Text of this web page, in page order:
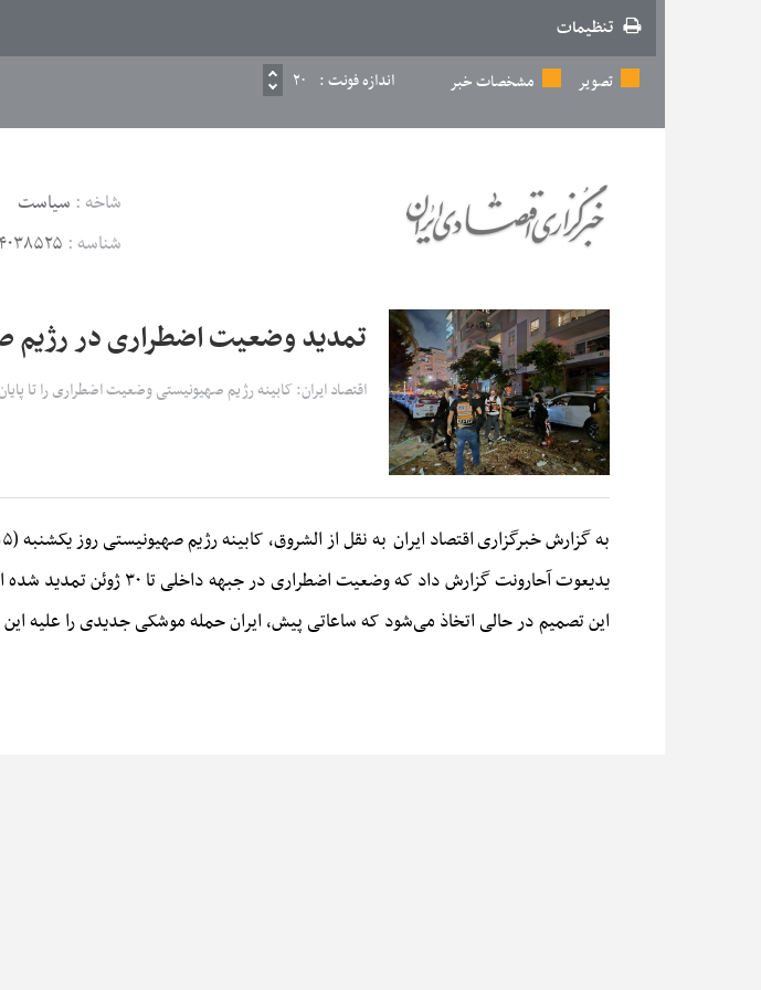
تنظیمات
تصویر
مشخصات خبر اندازه فونت : ۲۰
شاخه : سیاست
شناسه : ۴۰۳۸۵۲۵
تمدید وضعیت اضطراری در رژیم
اقتصاد ایران: کابینه رژیم صهیونیستی وضعیت اضطراری را تا
به گزارش خبرگزاریاقتصاد ایران به نقل از الشروق، کابینه رژیم صهیونیستی روز یکشنبه (۱۵ ژوئن ۲۰۲۵)، وضعیت اضطراری را تا پایان ماه جاری میلادی تمدید کرد.
یدیعوت آحارونت گزارش داد که وضعیت اضطراری در جبهه داخلی تا ۳۰ ژوئن تمدید شده است.
این تصمیم در حالی اتخاذ می‌شود که ساعاتی پیش، ایران حمله موشکی جدیدی را علیه این